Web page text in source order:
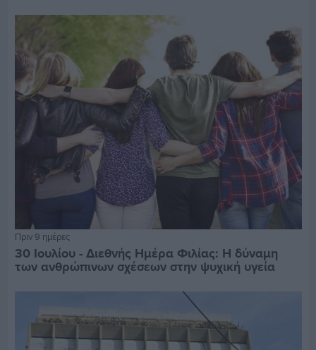
Πριν 9 ημέρες
30 Ιουλίου - Διεθνής Ημέρα Φιλίας: Η δύναμη
των ανθρώπινων σχέσεων στην ψυχική υγεία